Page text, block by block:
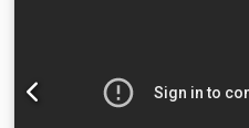
vikt: 280 kg 2. Foliekap
Bandtransportör MAKOR